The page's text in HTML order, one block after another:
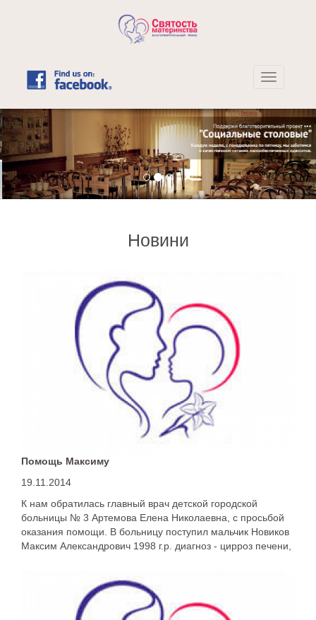
Новини
Помощь Максиму
19.11.2014
К нам обратилась главный врач детской городской
больницы № 3 Артемова Елена Николаевна, с просьбой
оказания помощи. В больницу поступил мальчик Новиков
Максим Александрович 1998 г.р. диагноз - цирроз печени,